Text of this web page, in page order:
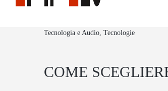
Tecnologia e Audio, Tecnologie
COME